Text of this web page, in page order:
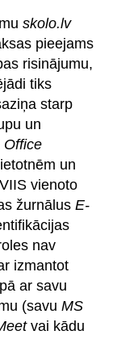
skolo.lv
pieejams
risinājumu,
tiks
starp
un
Office
un
vienoto
žurnālus E-
nav
izmantot
ar savu
(savu MS
vai kādu